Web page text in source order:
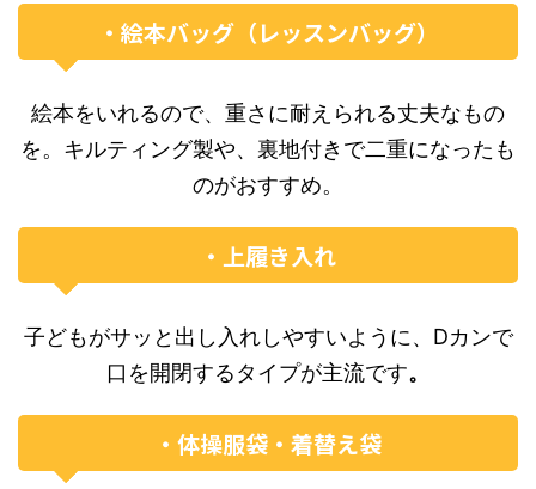
・絵本バッグ（レッスンバッグ）
絵本をいれるので、重さに耐えられる丈夫なもの
を。キルティング製や、裏地付きで二重になったも
のがおすすめ。
・上履き入れ
子どもがサッと出し入れしやすいように、Dカンで
口を開閉するタイプが主流です。
・体操服袋・着替え袋